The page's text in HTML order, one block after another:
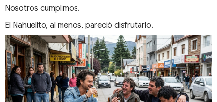
Nosotros cumplimos.
El Nahuelito, al menos, pareció disfrutarlo.